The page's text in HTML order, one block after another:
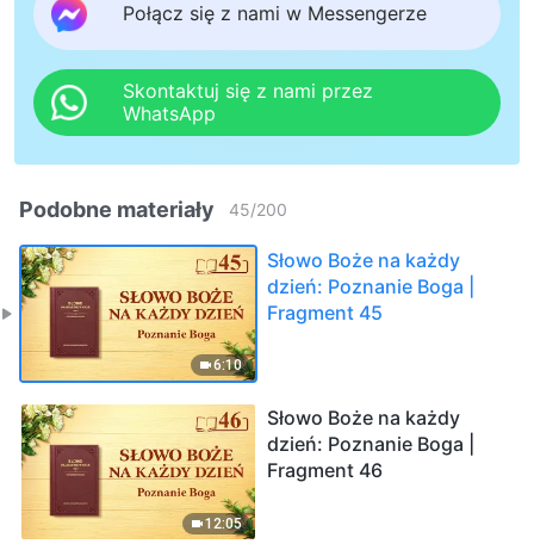
Połącz się z nami w Messengerze
Skontaktuj się z nami przez
WhatsApp
Podobne materiały 45/200
6:10
Słowo Boże na każdy
dzień: Poznanie Boga |
Fragment 45
12:05
Słowo Boże na każdy
dzień: Poznanie Boga |
Fragment 46